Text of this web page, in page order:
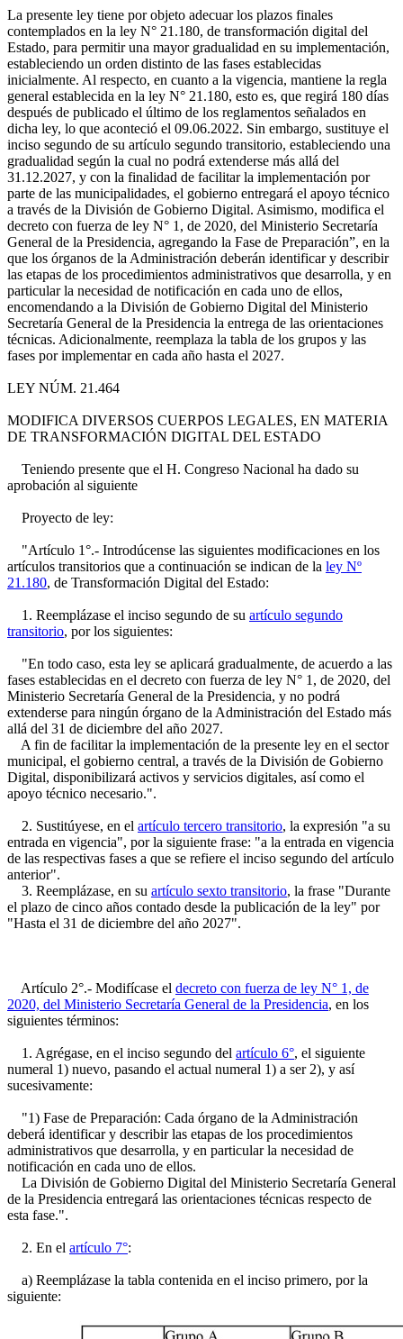
La presente ley tiene por objeto adecuar los plazos finales
contemplados en la ley N° 21.180, de transformación digital del
Estado, para permitir una mayor gradualidad en su implementación,
estableciendo un orden distinto de las fases establecidas
inicialmente. Al respecto, en cuanto a la vigencia, mantiene la regla
general establecida en la ley N° 21.180, esto es, que regirá 180 días
después de publicado el último de los reglamentos señalados en
dicha ley, lo que aconteció el 09.06.2022. Sin embargo, sustituye el
inciso segundo de su artículo segundo transitorio, estableciendo una
gradualidad según la cual no podrá extenderse más allá del
31.12.2027, y con la finalidad de facilitar la implementación por
parte de las municipalidades, el gobierno entregará el apoyo técnico
a través de la División de Gobierno Digital. Asimismo, modifica el
decreto con fuerza de ley N° 1, de 2020, del Ministerio Secretaría
General de la Presidencia, agregando la Fase de Preparación”, en la
que los órganos de la Administración deberán identificar y describir
las etapas de los procedimientos administrativos que desarrolla, y en
particular la necesidad de notificación en cada uno de ellos,
encomendando a la División de Gobierno Digital del Ministerio
Secretaría General de la Presidencia la entrega de las orientaciones
técnicas. Adicionalmente, reemplaza la tabla de los grupos y las
fases por implementar en cada año hasta el 2027.
LEY NÚM. 21.464
MODIFICA DIVERSOS CUERPOS LEGALES, EN MATERIA
DE TRANSFORMACIÓN DIGITAL DEL ESTADO
Teniendo presente que el H. Congreso Nacional ha dado su
aprobación al siguiente
Proyecto de ley:
"Artículo 1°.- Introdúcense las siguientes modificaciones en los
artículos transitorios que a continuación se indican de la ley Nº
21.180, de Transformación Digital del Estado:
1. Reemplázase el inciso segundo de su artículo segundo
transitorio, por los siguientes:
"En todo caso, esta ley se aplicará gradualmente, de acuerdo a las
fases establecidas en el decreto con fuerza de ley N° 1, de 2020, del
Ministerio Secretaría General de la Presidencia, y no podrá
extenderse para ningún órgano de la Administración del Estado más
allá del 31 de diciembre del año 2027.
A fin de facilitar la implementación de la presente ley en el sector
municipal, el gobierno central, a través de la División de Gobierno
Digital, disponibilizará activos y servicios digitales, así como el
apoyo técnico necesario.".
2. Sustitúyese, en el artículo tercero transitorio, la expresión "a su
entrada en vigencia", por la siguiente frase: "a la entrada en vigencia
de las respectivas fases a que se refiere el inciso segundo del artículo
anterior".
3. Reemplázase, en su artículo sexto transitorio, la frase "Durante
el plazo de cinco años contado desde la publicación de la ley" por
"Hasta el 31 de diciembre del año 2027".
Artículo 2°.- Modifícase el decreto con fuerza de ley N° 1, de
2020, del Ministerio Secretaría General de la Presidencia, en los
siguientes términos:
1. Agrégase, en el inciso segundo del artículo 6°, el siguiente
numeral 1) nuevo, pasando el actual numeral 1) a ser 2), y así
sucesivamente:
"1) Fase de Preparación: Cada órgano de la Administración
deberá identificar y describir las etapas de los procedimientos
administrativos que desarrolla, y en particular la necesidad de
notificación en cada uno de ellos.
La División de Gobierno Digital del Ministerio Secretaría General
de la Presidencia entregará las orientaciones técnicas respecto de
esta fase.".
2. En el artículo 7°:
a) Reemplázase la tabla contenida en el inciso primero, por la
siguiente: